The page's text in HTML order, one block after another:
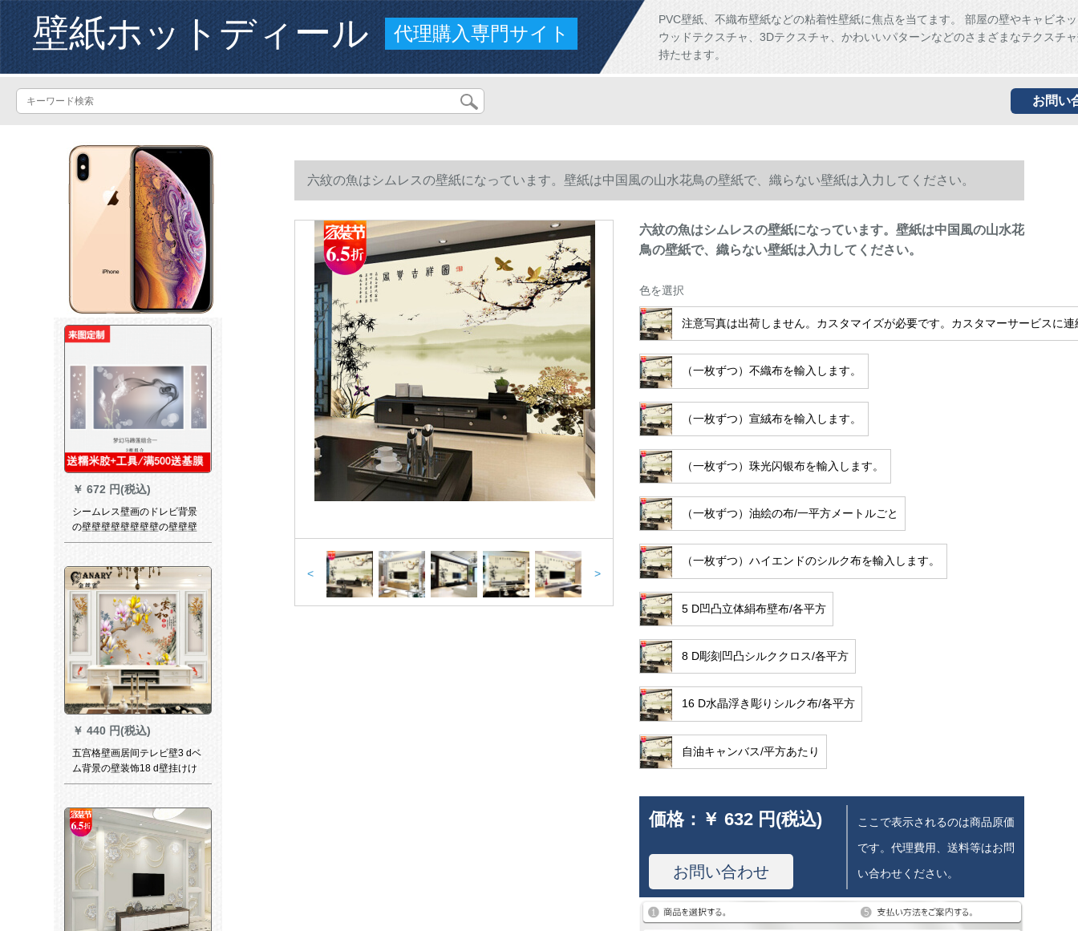
壁紙ホットディール 代理購入専門サイト
PVC壁紙、不織布壁紙などの粘着性壁紙に焦点を当てます。 部屋の壁やキャビネ
ウッドテクスチャ、3Dテクスチャ、かわいいパターンなどのさまざまなテクスチ
持たせます。
お問い
￥ 672 円(税込)
シームレス壁画のドレビ背景
の壁壁壁壁壁壁壁壁の壁壁壁
の壁壁壁の壁壁壁の壁壁壁の
飾壁画5 D現代簡単なシームレ
ス壁紙の抽象的な幾何学的幾
何学的な北欧の鹿ソファ8 D映
画壁紙8 Dダウンのシルクロー
の布84/平方
￥ 440 円(税込)
五宫格壁画居间テレビ壁3 dベ
ム背景の壁装饰18 d壁挂けけ
けテレビ背景装饰壁5宫格ホル
ビの壁55001 3 Dシルク55元/
平方メト(シルト)
六紋の魚はシムレスの壁紙になっています。壁紙は中国風の山水花鳥の壁紙で、織らない壁紙は入力してください。
< >
六紋の魚はシムレスの壁紙になっています。壁紙は中国風の山水花
鳥の壁紙で、織らない壁紙は入力してください。
色を選択
注意写真は出荷しません。カスタマイズが必要です。カスタマーサービスに
（一枚ずつ）不織布を輸入します。
（一枚ずつ）宣絨布を輸入します。
（一枚ずつ）珠光闪银布を輸入します。
（一枚ずつ）油絵の布/一平方メートルごと
（一枚ずつ）ハイエンドのシルク布を輸入します。
5 D凹凸立体絹布壁布/各平方
8 D彫刻凹凸シルククロス/各平方
16 D水晶浮き彫りシルク布/各平方
自油キャンバス/平方あたり
価格： ￥ 632 円(税込)
お問い合わせ
ここで表示されるのは商品原価
です。代理費用、送料等はお問
い合わせください。